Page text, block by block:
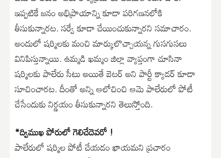
ఇప్పటికే జనం అభిప్రాయాన్ని కూడా పరిగణనలోకి
తీసుకున్నారట. సర్వే కూడా చేయించుకున్నారని సమాచారం.
అందులో షర్మిలకు మంచి మార్కులొచ్చాయన్న గుసగుసలు
వినిపిస్తున్నాయి. ఉమ్మడి ఖమ్మం జిల్లా వ్యాప్తంగా చూసినా
షర్మిలకు పాలేరు సీటు అయితే బెటర్ అని పార్టీ క్యాడర్ కూడా
సూచించారట. దీంతో అన్ని ఆలోచించి ఆమె పాలేరులో పోటీ
చేసేందుకు నిర్ణయం తీసుకున్నారని తెలుస్తోంది.
*ద్విముఖ పోరులో గెలిచేదెవరో !
పాలేరులో షర్మిల పోటీ చేయడం ఖాయమని ప్రచారం